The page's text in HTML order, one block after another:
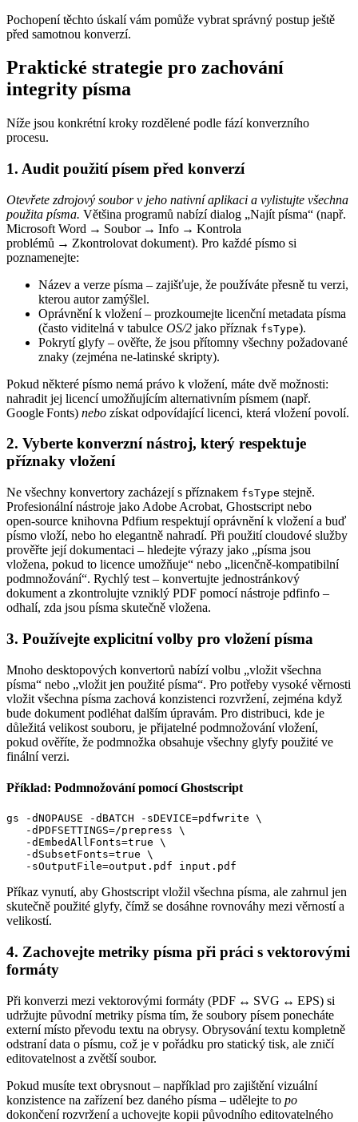
Pochopení těchto úskalí vám pomůže vybrat správný postup ještě
před samotnou konverzí.
Praktické strategie pro zachování
integrity písma
Níže jsou konkrétní kroky rozdělené podle fází konverzního
procesu.
1. Audit použití písem před konverzí
Otevřete zdrojový soubor v jeho nativní aplikaci a vylistujte všechna
použita písma. Většina programů nabízí dialog „Najít písma“ (např.
Microsoft Word → Soubor → Info → Kontrola
problémů → Zkontrolovat dokument). Pro každé písmo si
poznamenejte:
Název a verze písma – zajišťuje, že používáte přesně tu verzi,
kterou autor zamýšlel.
Oprávnění k vložení– prozkoumejte licenční metadata písma
(často viditelná v tabulce OS/2 jako příznak fsType).
Pokrytí glyfy – ověřte, že jsou přítomny všechny požadované
znaky (zejména ne‑latinské skripty).
Pokud některé písmo nemá právo k vložení, máte dvě možnosti:
nahradit jej licencí umožňujícím alternativním písmem (např.
Google Fonts) nebo získat odpovídající licenci, která vložení povolí.
2. Vyberte konverzní nástroj, který respektuje
příznaky vložení
Ne všechny konvertory zacházejí s příznakem fsType stejně.
Profesionální nástroje jako Adobe Acrobat, Ghostscript nebo
open‑source knihovna Pdfium respektují oprávnění k vložení a buď
písmo vloží, nebo ho elegantně nahradí. Při použití cloudové služby
prověřte její dokumentaci – hledejte výrazy jako „písma jsou
vložena, pokud to licence umožňuje“ nebo „licenčně‑kompatibilní
podmnožování“. Rychlý test – konvertujte jednostránkový
dokument a zkontrolujte vzniklý PDF pomocí nástroje pdfinfo –
odhalí, zda jsou písma skutečně vložena.
3. Používejte explicitní volby pro vložení písma
Mnoho desktopových konvertorů nabízí volbu „vložit všechna
písma“ nebo „vložit jen použité písma“. Pro potřeby vysoké věrnosti
vložit všechna písma zachová konzistenci rozvržení, zejména když
bude dokument podléhat dalším úpravám. Pro distribuci, kde je
důležitá velikost souboru, je přijatelné podmnožování vložení,
pokud ověříte, že podmnožka obsahuje všechny glyfy použité ve
finální verzi.
Příklad: Podmnožování pomocí Ghostscript
gs -dNOPAUSE -dBATCH -sDEVICE=pdfwrite \
   -dPDFSETTINGS=/prepress \
   -dEmbedAllFonts=true \
   -dSubsetFonts=true \
Příkaz vynutí, aby Ghostscript vložil všechna písma, ale zahrnul jen
skutečně použité glyfy, čímž se dosáhne rovnováhy mezi věrností a
velikostí.
4. Zachovejte metriky písma při práci s vektorovými
formáty
Při konverzi mezi vektorovými formáty (PDF ↔ SVG ↔ EPS) si
udržujte původní metriky písma tím, že soubory písem ponecháte
externí místo převodu textu na obrysy. Obrysování textu kompletně
odstraní data o písmu, což je v pořádku pro statický tisk, ale zničí
editovatelnost a zvětší soubor.
Pokud musíte text obrysnout – například pro zajištění vizuální
konzistence na zařízení bez daného písma – udělejte to po
dokončení rozvržení a uchovejte kopii původního editovatelného